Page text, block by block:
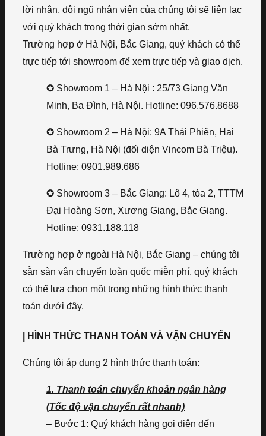
lời nhắn, đội ngũ nhân viên của chúng tôi sẽ liên lạc
với quý khách trong thời gian sớm nhất.
Trường hợp ở Hà Nội, Bắc Giang, quý khách có thể
trực tiếp tới showroom để xem trực tiếp và giao dịch.
✪ Showroom 1 – Hà Nội : 25/73 Giang Văn
Minh, Ba Đình, Hà Nội. Hotline: 096.576.8688
✪ Showroom 2 – Hà Nội: 9A Thái Phiên, Hai
Bà Trưng, Hà Nội (đối diện Vincom Bà Triệu).
Hotline: 0901.989.686
✪ Showroom 3 – Bắc Giang: Lô 4, tòa 2, TTTM
Đại Hoàng Sơn, Xương Giang, Bắc Giang.
Hotline: 0931.188.118
Trường hợp ở ngoài Hà Nội, Bắc Giang – chúng tôi
sẵn sàn vận chuyển toàn quốc miễn phí, quý khách
có thể lựa chọn một trong những hình thức thanh
toán dưới đây.
| HÌNH THỨC THANH TOÁN VÀ VẬN CHUYỂN
Chúng tôi áp dụng 2 hình thức thanh toán:
1. Thanh toán chuyển khoản ngân hàng
(Tốc độ vận chuyển rất nhanh)
– Bước 1: Quý khách hàng gọi điện đến